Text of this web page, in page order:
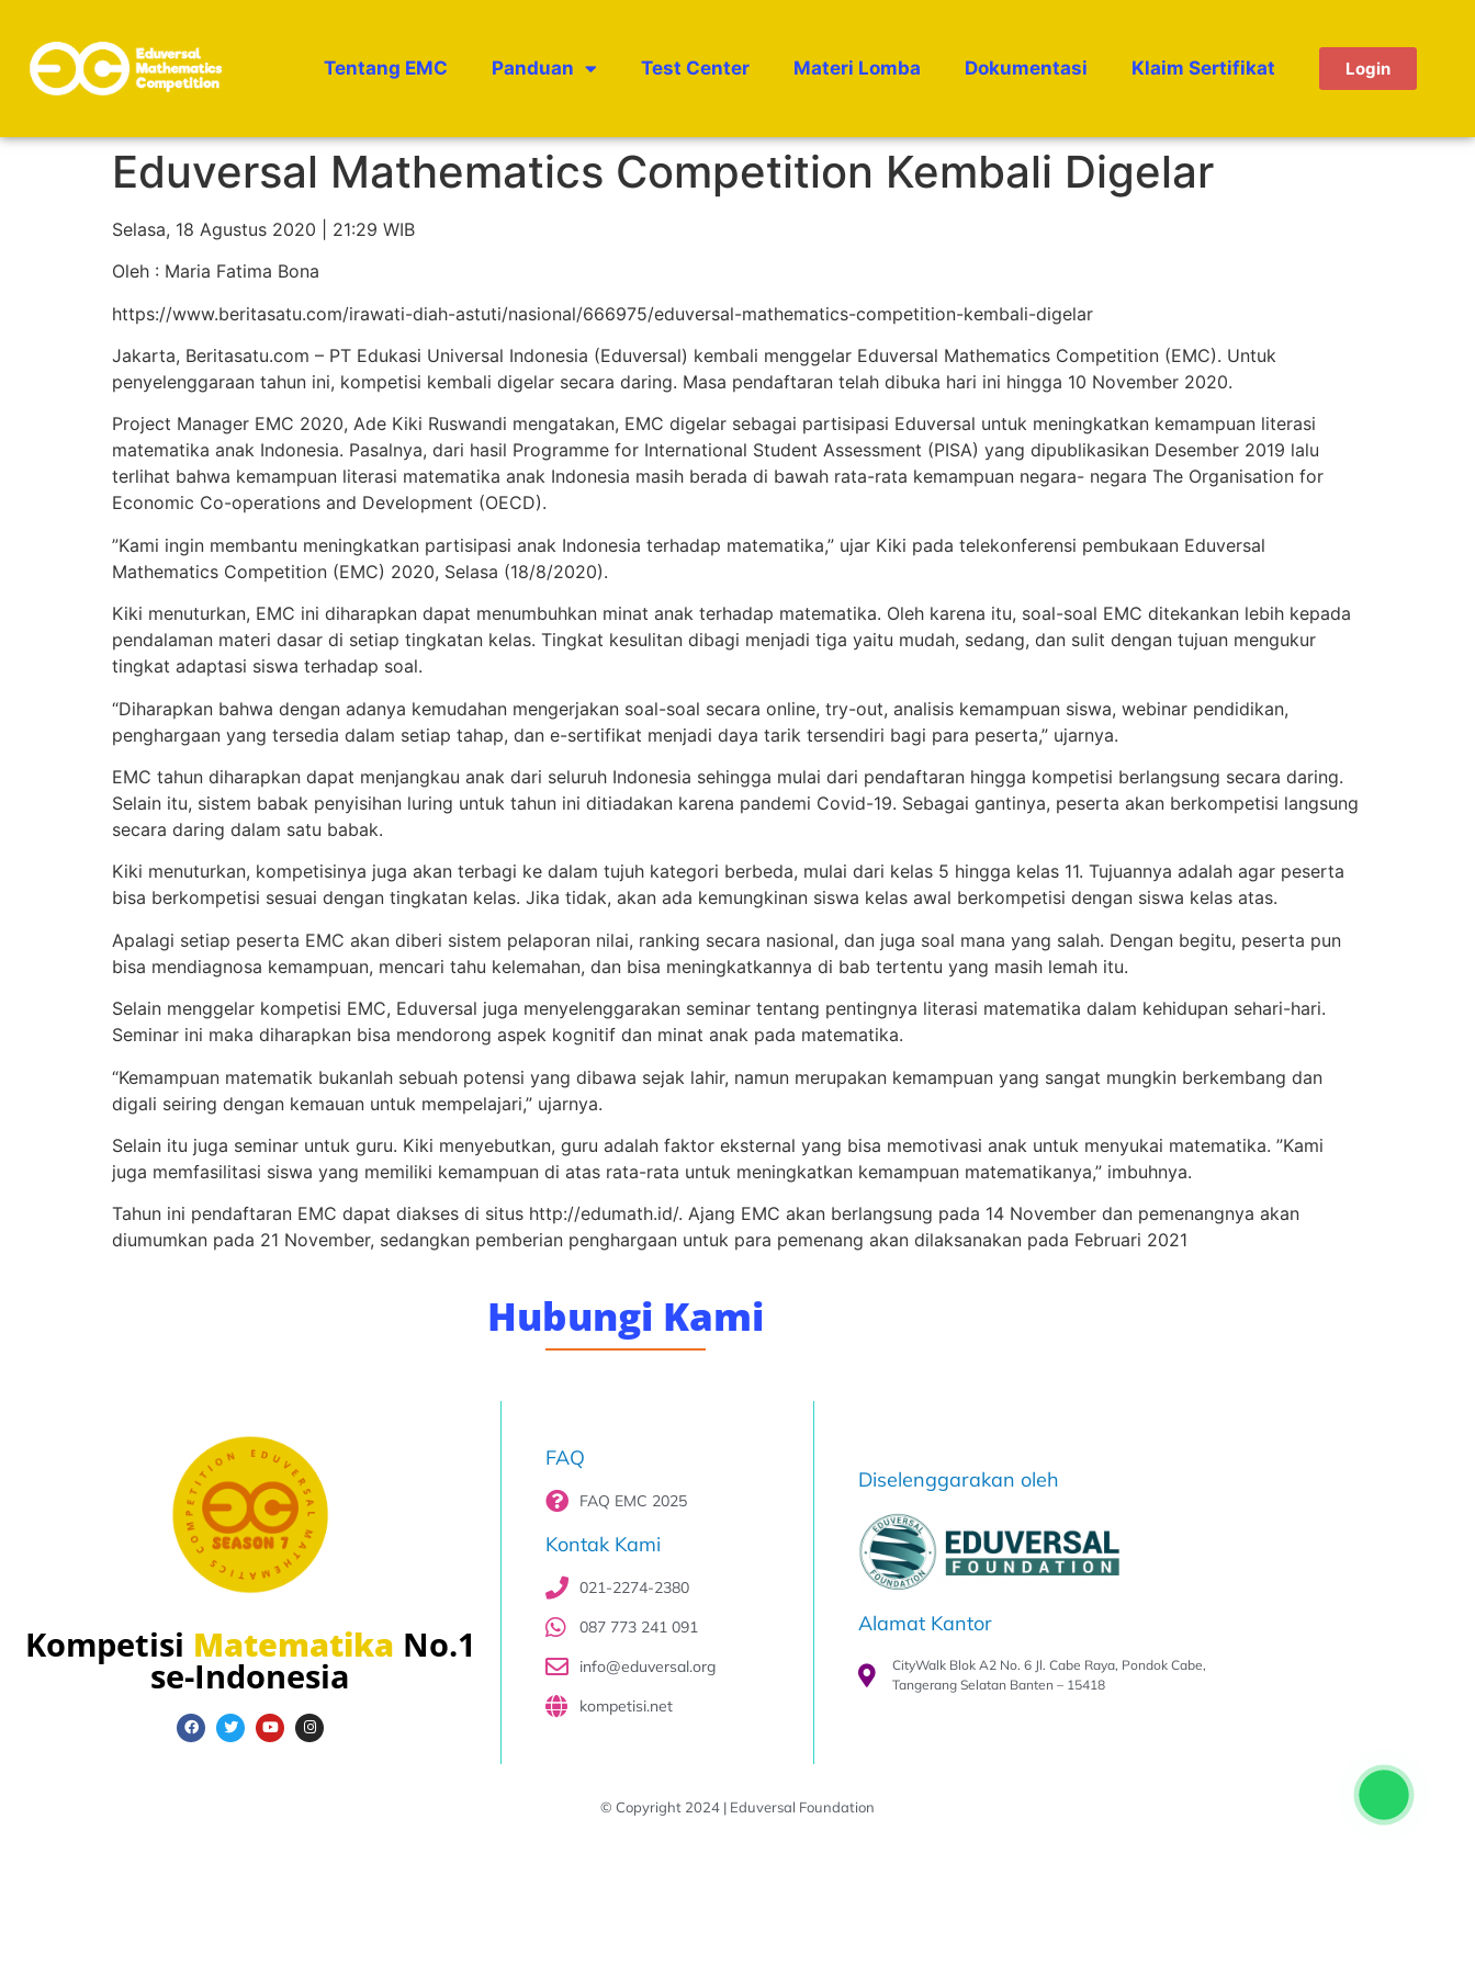
Tentang EMC Panduan Test Center Materi Lomba Dokumentasi Klaim Sertifikat Login
Eduversal Mathematics Competition Kembali Digelar
Selasa, 18 Agustus 2020 | 21:29 WIB
Oleh : Maria Fatima Bona
https://www.beritasatu.com/irawati-diah-astuti/nasional/666975/eduversal-mathematics-competition-kembali-digelar
Jakarta, Beritasatu.com – PT Edukasi Universal Indonesia (Eduversal) kembali menggelar Eduversal Mathematics Competition (EMC). Untuk
penyelenggaraan tahun ini, kompetisi kembali digelar secara daring. Masa pendaftaran telah dibuka hari ini hingga 10 November 2020.
Project Manager EMC 2020, Ade Kiki Ruswandi mengatakan, EMC digelar sebagai partisipasi Eduversal untuk meningkatkan kemampuan literasi
matematika anak Indonesia. Pasalnya, dari hasil Programme for International Student Assessment (PISA) yang dipublikasikan Desember 2019 lalu
terlihat bahwa kemampuan literasi matematika anak Indonesia masih berada di bawah rata-rata kemampuan negara- negara The Organisation for
Economic Co-operations and Development (OECD).
”Kami ingin membantu meningkatkan partisipasi anak Indonesia terhadap matematika,” ujar Kiki pada telekonferensi pembukaan Eduversal
Mathematics Competition (EMC) 2020, Selasa (18/8/2020).
Kiki menuturkan, EMC ini diharapkan dapat menumbuhkan minat anak terhadap matematika. Oleh karena itu, soal-soal EMC ditekankan lebih kepada
pendalaman materi dasar di setiap tingkatan kelas. Tingkat kesulitan dibagi menjadi tiga yaitu mudah, sedang, dan sulit dengan tujuan mengukur
tingkat adaptasi siswa terhadap soal.
“Diharapkan bahwa dengan adanya kemudahan mengerjakan soal-soal secara online, try-out, analisis kemampuan siswa, webinar pendidikan,
penghargaan yang tersedia dalam setiap tahap, dan e-sertifikat menjadi daya tarik tersendiri bagi para peserta,” ujarnya.
EMC tahun diharapkan dapat menjangkau anak dari seluruh Indonesia sehingga mulai dari pendaftaran hingga kompetisi berlangsung secara daring.
Selain itu, sistem babak penyisihan luring untuk tahun ini ditiadakan karena pandemi Covid-19. Sebagai gantinya, peserta akan berkompetisi langsung
secara daring dalam satu babak.
Kiki menuturkan, kompetisinya juga akan terbagi ke dalam tujuh kategori berbeda, mulai dari kelas 5 hingga kelas 11. Tujuannya adalah agar peserta
bisa berkompetisi sesuai dengan tingkatan kelas. Jika tidak, akan ada kemungkinan siswa kelas awal berkompetisi dengan siswa kelas atas.
Apalagi setiap peserta EMC akan diberi sistem pelaporan nilai, ranking secara nasional, dan juga soal mana yang salah. Dengan begitu, peserta pun
bisa mendiagnosa kemampuan, mencari tahu kelemahan, dan bisa meningkatkannya di bab tertentu yang masih lemah itu.
Selain menggelar kompetisi EMC, Eduversal juga menyelenggarakan seminar tentang pentingnya literasi matematika dalam kehidupan sehari-hari.
Seminar ini maka diharapkan bisa mendorong aspek kognitif dan minat anak pada matematika.
“Kemampuan matematik bukanlah sebuah potensi yang dibawa sejak lahir, namun merupakan kemampuan yang sangat mungkin berkembang dan
digali seiring dengan kemauan untuk mempelajari,” ujarnya.
Selain itu juga seminar untuk guru. Kiki menyebutkan, guru adalah faktor eksternal yang bisa memotivasi anak untuk menyukai matematika. ”Kami
juga memfasilitasi siswa yang memiliki kemampuan di atas rata-rata untuk meningkatkan kemampuan matematikanya,” imbuhnya.
Tahun ini pendaftaran EMC dapat diakses di situs http://edumath.id/. Ajang EMC akan berlangsung pada 14 November dan pemenangnya akan
diumumkan pada 21 November, sedangkan pemberian penghargaan untuk para pemenang akan dilaksanakan pada Februari 2021
Hubungi Kami
Kompetisi Matematika No.1
se-Indonesia
FAQ
FAQ EMC 2025
Kontak Kami
021-2274-2380
087 773 241 091
info@eduversal.org
kompetisi.net
Diselenggarakan oleh
Alamat Kantor
CityWalk Blok A2 No. 6 Jl. Cabe Raya, Pondok Cabe,
Tangerang Selatan Banten – 15418
© Copyright 2024 | Eduversal Foundation